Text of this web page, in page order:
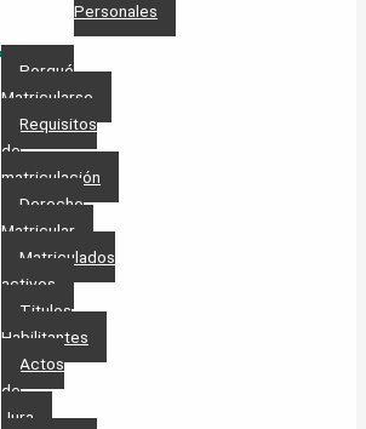
Personales​
Porqué
Matricularse
Requisitos
de
matriculación
Derecho
Matricular
Matriculados
activos
Titulos
Habilitantes
Actos
de
Jura